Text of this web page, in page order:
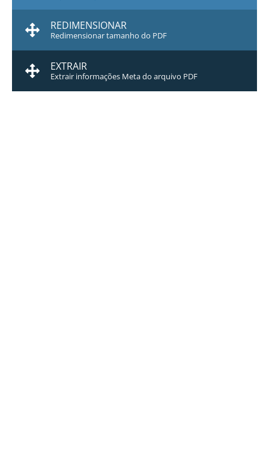
REDIMENSIONAR
Redimensionar tamanho do PDF
EXTRAIR
Extrair informações Meta do arquivo PDF